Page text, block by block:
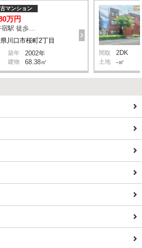
川口市桜町2丁目
マンション
万円
築年 2002年
建物 68.38㎡
間取 2DK
土地 -㎡